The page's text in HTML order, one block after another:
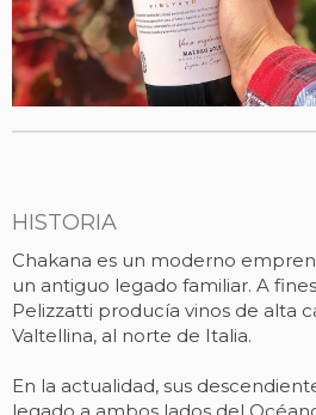
HISTORIA
Chakana es un moderno
un antiguo legado familiar. A
Pelizzatti producía vinos de alta
Valtellina, al norte de Italia.
En la actualidad, sus